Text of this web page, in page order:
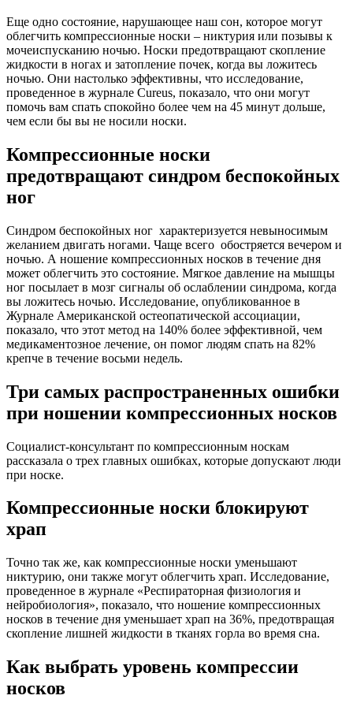
Еще одно состояние, нарушающее наш сон, которое могут
облегчить компрессионные носки – никтурия или позывы к
мочеиспусканию ночью. Носки предотвращают скопление
жидкости в ногах и затопление почек, когда вы ложитесь
ночью. Они настолько эффективны, что исследование,
проведенное в журнале Cureus, показало, что они могут
помочь вам спать спокойно более чем на 45 минут дольше,
чем если бы вы не носили носки.
Компрессионные носки
предотвращают синдром беспокойных
ног
Синдром беспокойных ног характеризуется невыносимым
желанием двигать ногами. Чаще всего обостряется вечером и
ночью. А ношение компрессионных носков в течение дня
может облегчить это состояние. Мягкое давление на мышцы
ног посылает в мозг сигналы об ослаблении синдрома, когда
вы ложитесь ночью. Исследование, опубликованное в
Журнале Американской остеопатической ассоциации,
показало, что этот метод на 140% более эффективной, чем
медикаментозное лечение, он помог людям спать на 82%
крепче в течение восьми недель.
Три самых распространенных ошибки
при ношении компрессионных носков
Социалист-консультант по компрессионным носкам
рассказала о трех главных ошибках, которые допускают люди
при носке.
Компрессионные носки блокируют
храп
Точно так же, как компрессионные носки уменьшают
никтурию, они также могут облегчить храп. Исследование,
проведенное в журнале «Респираторная физиология и
нейробиология», показало, что ношение компрессионных
носков в течение дня уменьшает храп на 36%, предотвращая
скопление лишней жидкости в тканях горла во время сна.
Как выбрать уровень компрессии
носков